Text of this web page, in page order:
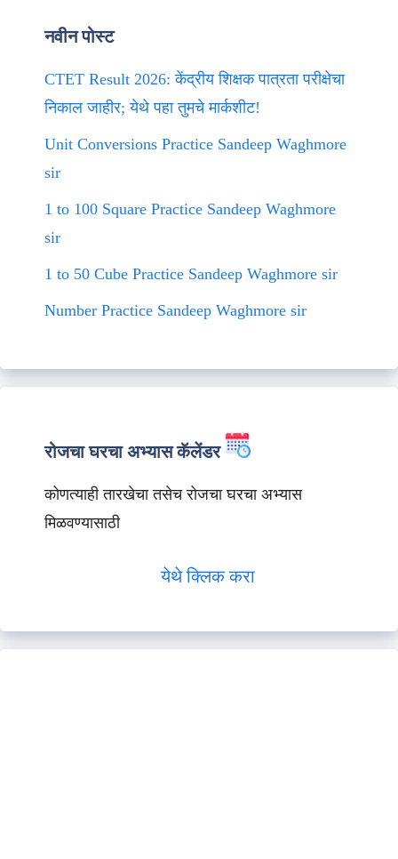
नवीन पोस्ट
CTET Result 2026: केंद्रीय शिक्षक पात्रता परीक्षेचा
निकाल जाहीर; येथे पहा तुमचे मार्कशीट!
Unit Conversions Practice Sandeep Waghmore
sir
1 to 100 Square Practice Sandeep Waghmore
sir
1 to 50 Cube Practice Sandeep Waghmore sir
Number Practice Sandeep Waghmore sir
रोजचा घरचा अभ्यास कॅलेंडर
कोणत्याही तारखेचा तसेच रोजचा घरचा अभ्यास
मिळवण्यासाठी
येथे क्लिक करा